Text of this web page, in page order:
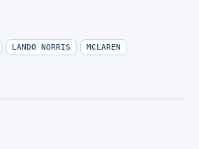
LANDO NORRIS MCLAREN